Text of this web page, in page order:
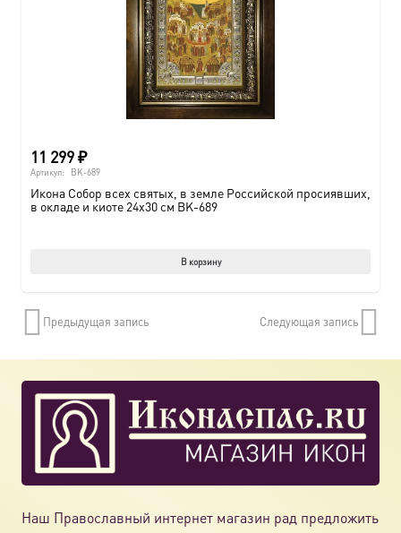
11 299₽
Артикул: BK-689
Икона Собор всех святых, в земле Российской просиявших,
в окладе и киоте 24х30 см BK-689
В корзину
Предыдущая запись Следующая запись
Наш Православный интернет магазин рад предложить